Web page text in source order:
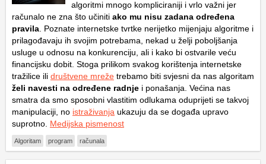
algoritmi mnogo kompliciraniji i vrlo važni jer
računalo ne zna što učiniti ako mu nisu zadana određena
pravila . Poznate internetske tvrtke nerijetko mijenjaju algoritme i
prilagođavaju ih svojim potrebama, nekad u želji poboljšanja
usluge u odnosu na konkurenciju, ali i kako bi ostvarile veću
financijsku dobit. Stoga prilikom svakog korištenja internetske
tražilice ili društvene mreže trebamo biti svjesni da nas algoritam
želi navesti na određene radnje i ponašanja. Većina nas
smatra da smo sposobni vlastitim odlukama oduprijeti se takvoj
manipulaciji, no istraživanja ukazuju da se događa upravo
suprotno. Medijska pismenost
Algoritam program računala